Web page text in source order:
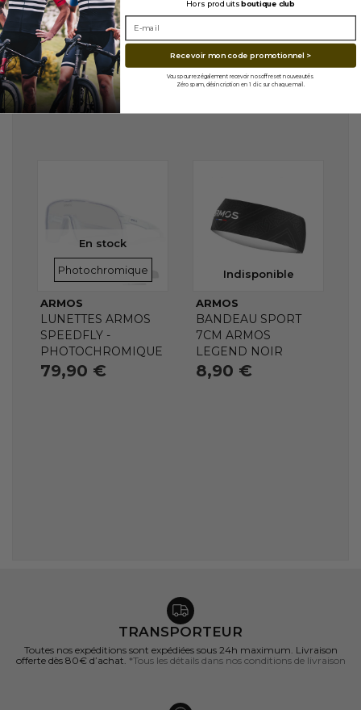
En stock
VERRES
Photochromique
ARMOS
LUNETTES ARMOS
SPEEDFLY -
PHOTOCHROMIQUE
79,90 €
Indisponible
ARMOS
BANDEAU SPORT
7CM ARMOS
LEGEND NOIR
8,90 €
TRANSPORTEUR
Toutes nos expéditions sont expédiées sous 24h maximum. Livraison
offerte dès 80€ d’achat. *Tous les détails dans nos conditions de livraison
Hors produitsboutique club
Recevoir mon code promotionnel >
Vous pourrez également recevoir nos offres et nouveautés.
Zéro spam, désincription en 1 clic sur chaque mail.